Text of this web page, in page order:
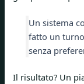
Un sistema
fatto un
senza
Il risultato? Un